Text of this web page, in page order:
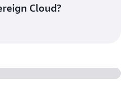
Cloud?